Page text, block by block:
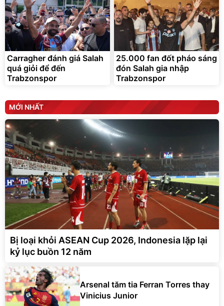
Carragher đánh giá Salah
quá giỏi để đến
Trabzonspor
25.000 fan đốt pháo sáng
đón Salah gia nhập
Trabzonspor
MỚI NHẤT
Bị loại khỏi ASEAN Cup 2026, Indonesia lặp lại
kỷ lục buồn 12 năm
Arsenal tăm tia Ferran Torres thay
Vinicius Junior